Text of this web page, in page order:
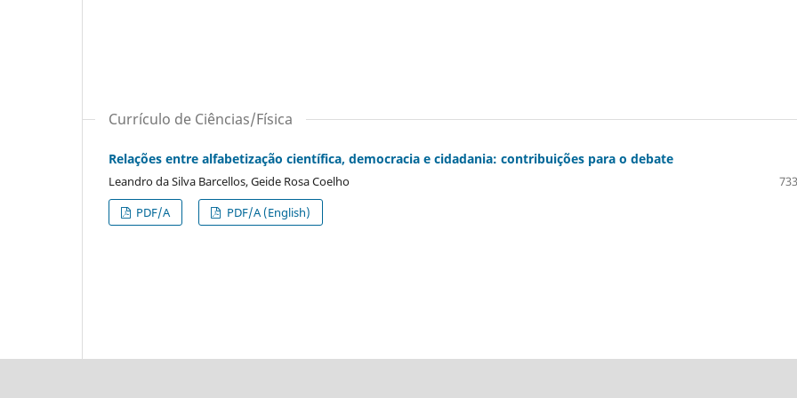
Currículo de Ciências/Física
Relações entre alfabetização científica, democracia e cidadania: contribuições para o debate
Leandro da Silva Barcellos, Geide Rosa Coelho
PDF/A
PDF/A (English)